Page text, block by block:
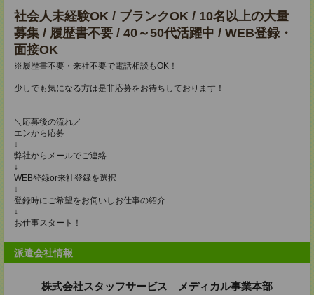
社会人未経験OK / ブランクOK / 10名以上の大量
募集 / 履歴書不要 / 40～50代活躍中 / WEB登録・
面接OK
※履歴書不要・来社不要で電話相談もOK！
少しでも気になる方は是非応募をお待ちしております！
＼応募後の流れ／
エンから応募
↓
弊社からメールでご連絡
↓
WEB登録or来社登録を選択
↓
登録時にご希望をお伺いしお仕事の紹介
↓
お仕事スタート！
派遣会社情報
株式会社スタッフサービス メディカル事業本部